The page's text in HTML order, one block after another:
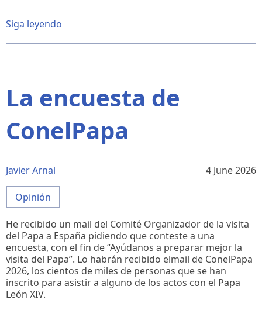
Siga leyendo
237
La encuesta de
ConelPapa
Javier Arnal 4 June 2026
Opinión
He recibido un mail del Comité Organizador de la visita
del Papa a España pidiendo que conteste a una
encuesta, con el fin de “Ayúdanos a preparar mejor la
visita del Papa”. Lo habrán recibido elmail de ConelPapa
2026, los cientos de miles de personas que se han
inscrito para asistir a alguno de los actos con el Papa
León XIV.